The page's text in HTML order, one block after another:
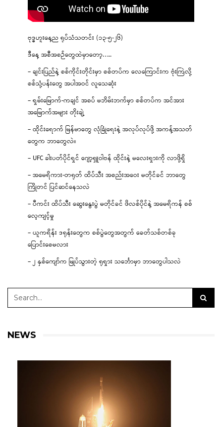
ဗုဒ္ဓဟူးနေ့ည ရုပ်သံသတင်း (၁၃-၅-၂၆)
ဒီနေ့ အစီအစဉ်တွေထဲမှာတော့…..
– ချင်းပြည်နဲ့ စစ်ကိုင်းတိုင်းမှာ စစ်တပ်က လေကြောင်းက ဗုံးကြဲလို့
စစ်သုံ့ပန်းတွေ အပါအဝင် လူသေဆုံး
– ရှမ်းမြောက်-ကချင် အစပ် မဘိမ်းဘက်မှာ စစ်တပ်က အင်အား
အမြောက်အများ တိုးချဲ့
– ထိုင်းရောက် မြန်မာတွေ လုံခြုံရေးနဲ့ အလုပ်လုပ်ဖို့ အကန့်အသတ်
တွေက ဘာတွေလဲ။
– UFC ခါးပတ်ပိုင်ရှင် ဂျော့ရှူဝါဗန် ထိုင်းနဲ့ မလေးရှားကို လာဖို့ရှိ
– အမေရိကား-တရုတ် ထိပ်သီး အစည်းအဝေး မတိုင်ခင် ဘာတွေ
ကြိုတင် ပြင်ဆင်နေသလဲ
– ပီကင်း ထိပ်သီး ဆွေးနွေးပွဲ မတိုင်ခင် ဖိလစ်ပိုင်နဲ့ အမေရိကန် စစ်
လေ့ကျင့်မှု
– ယူကရိန်း ဒရုန်းတွေက စစ်ပွဲတွေအတွက် ခေတ်သစ်တစ်ခု
ပြောင်းစေမလား
– ၂ နှစ်ကျော်က မြုပ်သွားတဲ့ ရုရှား သင်္ဘောမှာ ဘာတွေပါသလဲ
NEWS